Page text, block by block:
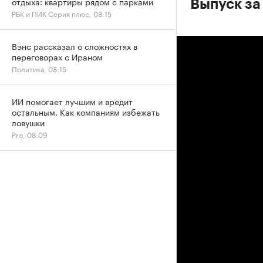
Выпуск
РБК и ПИК Серия плюс, 08:15
Вэнс рассказал о сложностях в
переговорах с Ираном
Политика, 08:15
ИИ помогает лучшим и вредит
остальным. Как компаниям избежать
ловушки
Pro, 08:09